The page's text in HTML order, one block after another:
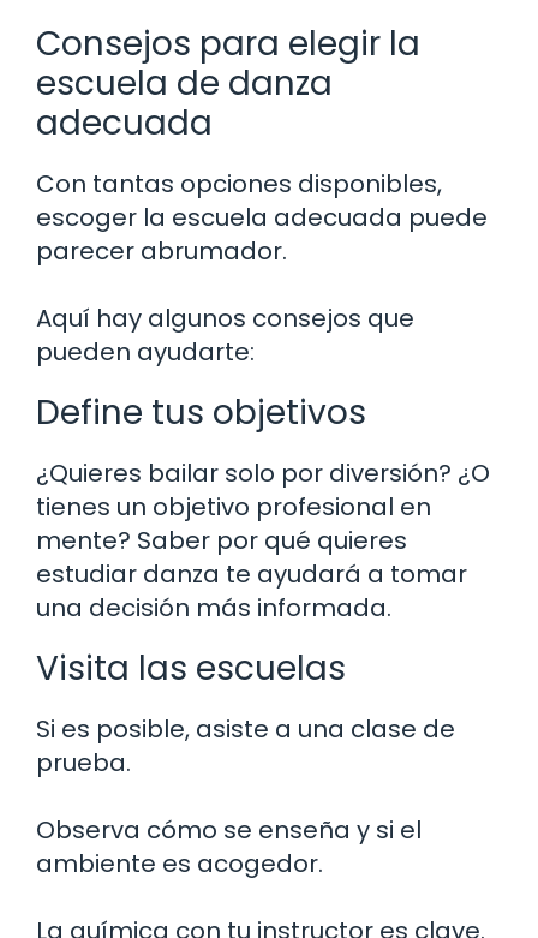
Consejos para elegir la
escuela de danza
adecuada
Con tantas opciones disponibles,
escoger la escuela adecuada puede
parecer abrumador.
Aquí hay algunos consejos que
pueden ayudarte:
Define tus objetivos
¿Quieres bailar solo por diversión? ¿O
tienes un objetivo profesional en
mente? Saber por qué quieres
estudiar danza te ayudará a tomar
una decisión más informada.
Visita las escuelas
Si es posible, asiste a una clase de
prueba.
Observa cómo se enseña y si el
ambiente es acogedor.
La química con tu instructor es clave.